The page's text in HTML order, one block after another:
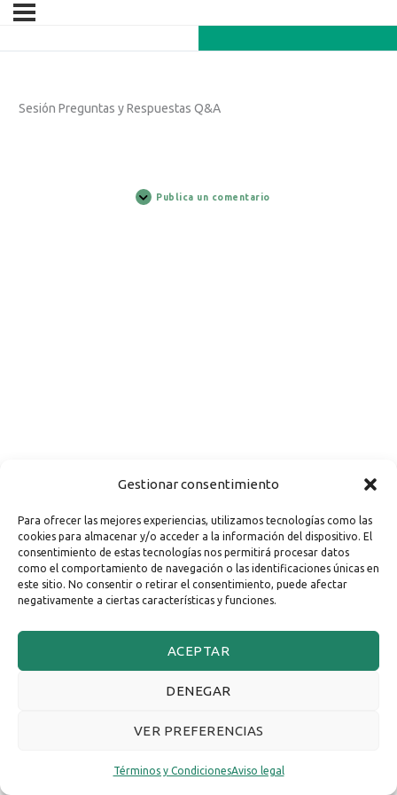
Gestionar consentimiento
Para ofrecer las mejores experiencias, utilizamos tecnologías como las
cookies para almacenar y/o acceder a la información del dispositivo. El
consentimiento de estas tecnologías nos permitirá procesar datos
como el comportamiento de navegación o las identificaciones únicas en
este sitio. No consentir o retirar el consentimiento, puede afectar
negativamente a ciertas características y funciones.
ACEPTAR
DENEGAR
VER PREFERENCIAS
Términos y CondicionesAviso legal
Sesión Preguntas y Respuestas Q&A
Publica un comentario